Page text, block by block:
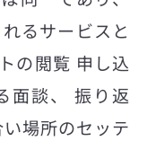
るサービスと
の閲覧 申し込
面談、 振り返
場所のセッテ